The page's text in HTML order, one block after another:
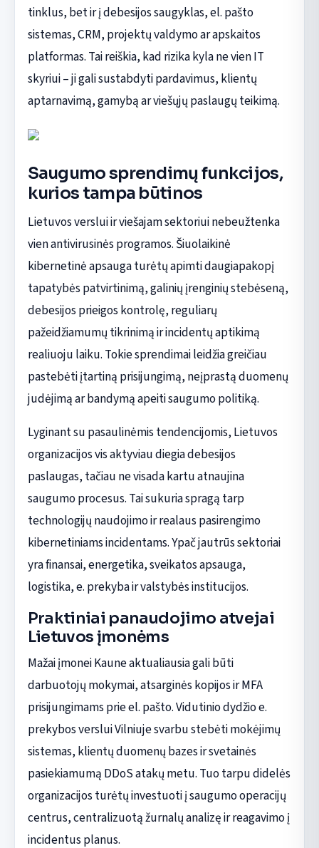
tinklus, bet ir į debesijos saugyklas, el. pašto
sistemas, CRM, projektų valdymo ar apskaitos
platformas. Tai reiškia, kad rizika kyla ne vien IT
skyriui – ji gali sustabdyti pardavimus, klientų
aptarnavimą, gamybą ar viešųjų paslaugų teikimą.
Saugumo sprendimų funkcijos,
kurios tampa būtinos
Lietuvos verslui ir viešajam sektoriui nebeužtenka
vien antivirusinės programos. Šiuolaikinė
kibernetinė apsauga turėtų apimti daugiapakopį
tapatybės patvirtinimą, galinių įrenginių stebėseną,
debesijos prieigos kontrolę, reguliarų
pažeidžiamumų tikrinimą ir incidentų aptikimą
realiuoju laiku. Tokie sprendimai leidžia greičiau
pastebėti įtartiną prisijungimą, neįprastą duomenų
judėjimą ar bandymą apeiti saugumo politiką.
Lyginant su pasaulinėmis tendencijomis, Lietuvos
organizacijos vis aktyviau diegia debesijos
paslaugas, tačiau ne visada kartu atnaujina
saugumo procesus. Tai sukuria spragą tarp
technologijų naudojimo ir realaus pasirengimo
kibernetiniams incidentams. Ypač jautrūs sektoriai
yra finansai, energetika, sveikatos apsauga,
logistika, e. prekyba ir valstybės institucijos.
Praktiniai panaudojimo atvejai
Lietuvos įmonėms
Mažai įmonei Kaune aktualiausia gali būti
darbuotojų mokymai, atsarginės kopijos ir MFA
prisijungimams prie el. pašto. Vidutinio dydžio e.
prekybos verslui Vilniuje svarbu stebėti mokėjimų
sistemas, klientų duomenų bazes ir svetainės
pasiekiamumą DDoS atakų metu. Tuo tarpu didelės
organizacijos turėtų investuoti į saugumo operacijų
centrus, centralizuotą žurnalų analizę ir reagavimo į
incidentus planus.